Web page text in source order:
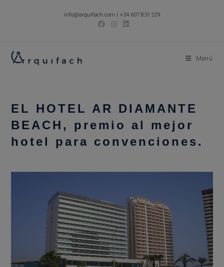
info@arquifach.com | +34 607 831 229
Menú
EL HOTEL AR DIAMANTE
BEACH, premio al mejor
hotel para convenciones.